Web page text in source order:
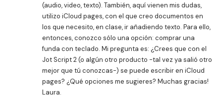
(audio, video, texto). También, aquí vienen mis dudas,
utilizo iCloud pages, con el que creo documentos en
los que necesito, en clase, ir añadiendo texto. Para ello,
entonces, conozco sólo una opción: comprar una
funda con teclado. Mi pregunta es: ¿Crees que con el
Jot Script 2 (o algún otro producto -tal vez ya salió otro
mejor que tú conozcas-) se puede escribir en iCloud
pages? ¿Qué opciones me sugieres? Muchas gracias!
Laura.